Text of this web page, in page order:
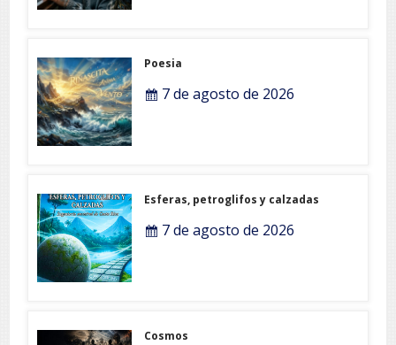
Poesia
7 de agosto de 2026
Esferas, petroglifos y calzadas
7 de agosto de 2026
Cosmos